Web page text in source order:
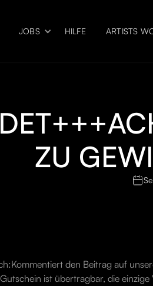
JOBS HILFE ARTISTS
ZU
den Beitrag auf
ist übertragbar, die